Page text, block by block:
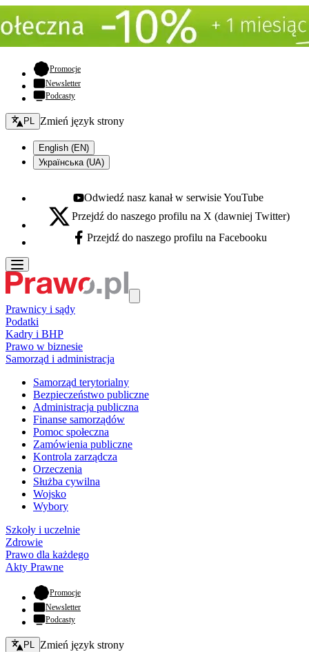
Promocje- otwiera się w nowej karcie
Newsletter
Podcasty
Zmień język - bieżący:
PL Zmień język strony
English (EN)
Українська (UA)
Youtube - otwiera się w nowej karcie
Odwiedź nasz kanał w serwisie YouTube
X - otwiera się w nowej karcie
Przejdź do naszego profilu na X (dawniej Twitter)
Facebook - otwiera się w nowej karcie
Przejdź do naszego profilu na Facebooku
Prawnicy i sądy
Podatki
Kadry i BHP
Prawo w biznesie
Samorząd i administracja
Samorząd terytorialny
Bezpieczeństwo publiczne
Administracja publiczna
Finanse samorządów
Pomoc społeczna
Zamówienia publiczne
Kontrola zarządcza
Orzeczenia
Służba cywilna
Wojsko
Wybory
Szkoły i uczelnie
Zdrowie
Prawo dla każdego
Akty Prawne
Promocje- otwiera się w nowej karcie
Newsletter
Podcasty
Zmień język - bieżący:
PL Zmień język strony